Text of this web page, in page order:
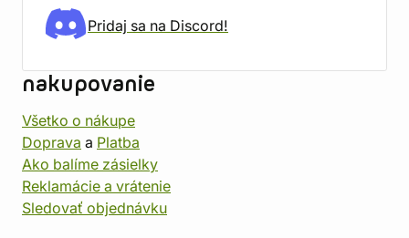
Pridaj sa na Discord!
nakupovanie
Všetko o nákupe
Doprava a Platba
Ako balíme zásielky
Reklamácie a vrátenie
Sledovať objednávku